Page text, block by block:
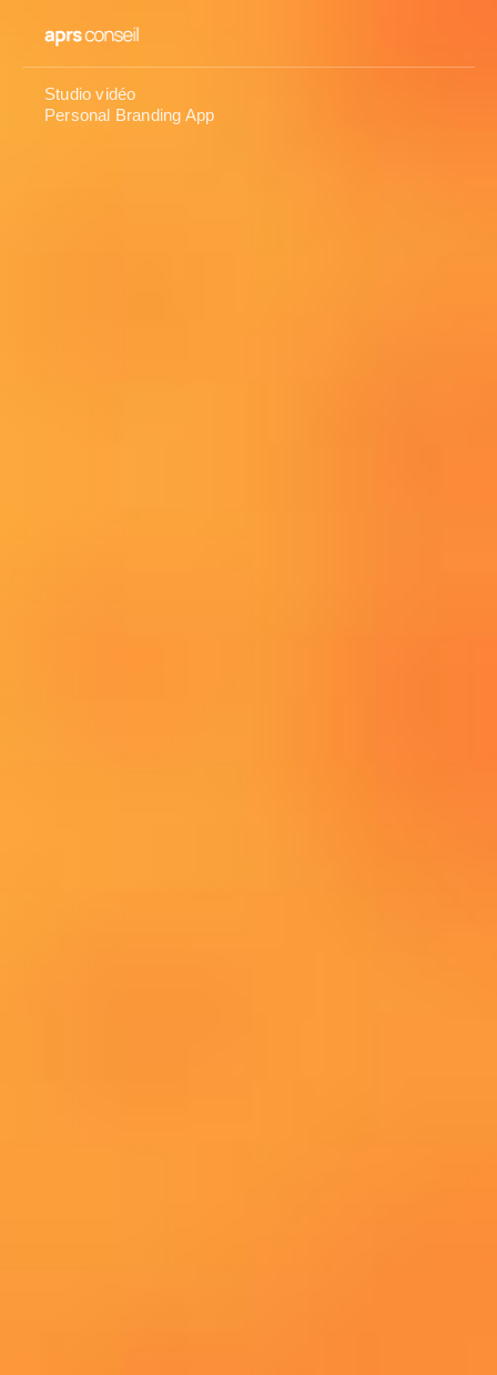
Personal Branding App
Studio vidéo